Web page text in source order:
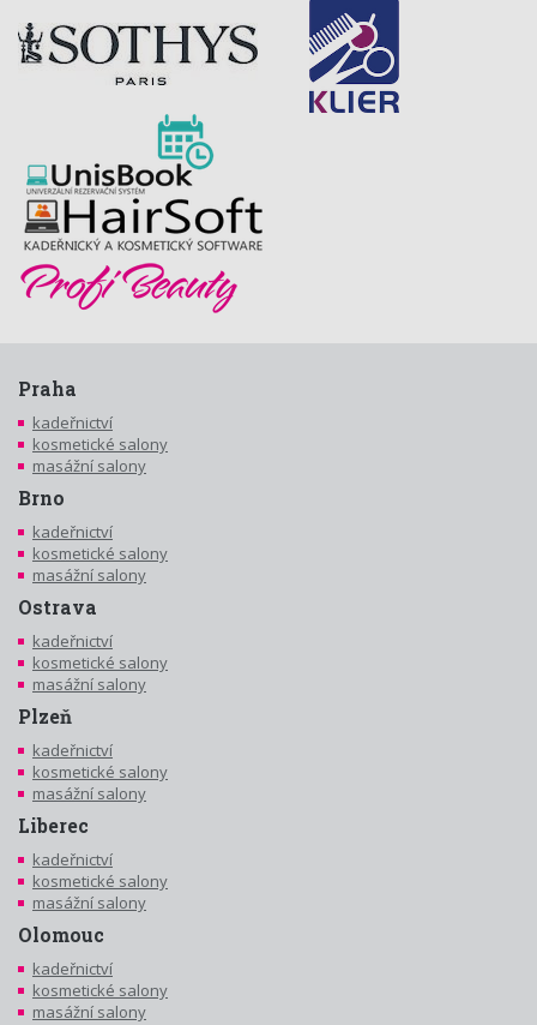
Praha
kadeřnictví
kosmetické salony
masážní salony
Brno
kadeřnictví
kosmetické salony
masážní salony
Ostrava
kadeřnictví
kosmetické salony
masážní salony
Plzeň
kadeřnictví
kosmetické salony
masážní salony
Liberec
kadeřnictví
kosmetické salony
masážní salony
Olomouc
kadeřnictví
kosmetické salony
masážní salony